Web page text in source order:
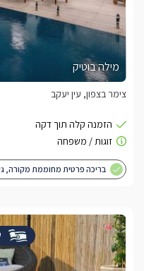
מילה בוטיק
צימר בצפון, עין יעקב
בריכה פרטית מחוממת מקורה,